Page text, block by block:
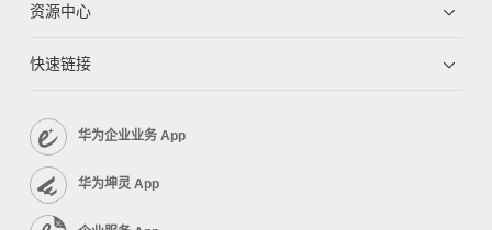
资源中心
快速链接
华为企业业务 App
华为坤灵 App